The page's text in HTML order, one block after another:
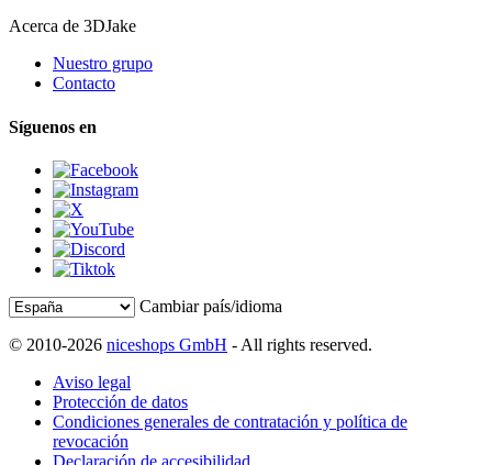
Acerca de 3DJake
Nuestro grupo
Contacto
Síguenos en
Cambiar país/idioma
© 2010-2026 niceshops GmbH - All rights reserved.
Aviso legal
Protección de datos
Condiciones generales de contratación y política de
revocación
Declaración de accesibilidad